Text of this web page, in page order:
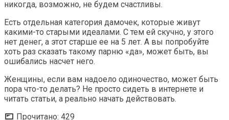
никогда, возможно, не будем счастливы.
Есть отдельная категория дамочек, которые живут
какими-то старыми идеалами. С тем ей скучно, у этого
нет денег, а этот старше ее на 5 лет. А вы попробуйте
хоть раз сказать такому парню «да», может быть, вы
ошибались насчет него.
Женщины, если вам надоело одиночество, может быть
пора что-то делать? Не просто сидеть в интернете и
читать статьи, а реально начать действовать.
Прочитано: 429